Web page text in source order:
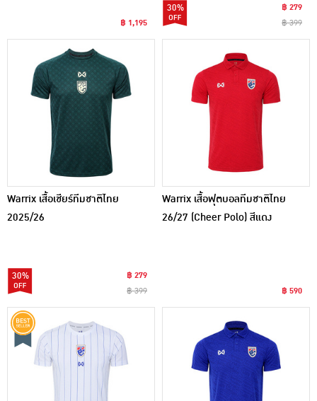
฿ 1,195
30%
฿ 279
฿ 399
Warrix เสื้อเชียร์ทีมชาติไทย
2025/26
30%
฿ 279
฿ 399
Warrix เสื้อฟุตบอลทีมชาติไทย
26/27 (Cheer Polo) สีแดง
฿ 590